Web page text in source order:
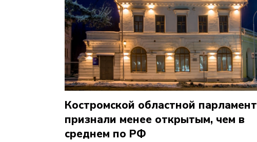
Костромской областной парламент
признали менее открытым, чем в
среднем по РФ